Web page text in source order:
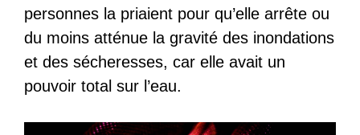
personnes la priaient pour qu’elle arrête ou
du moins atténue la gravité des inondations
et des sécheresses, car elle avait un
pouvoir total sur l’eau.